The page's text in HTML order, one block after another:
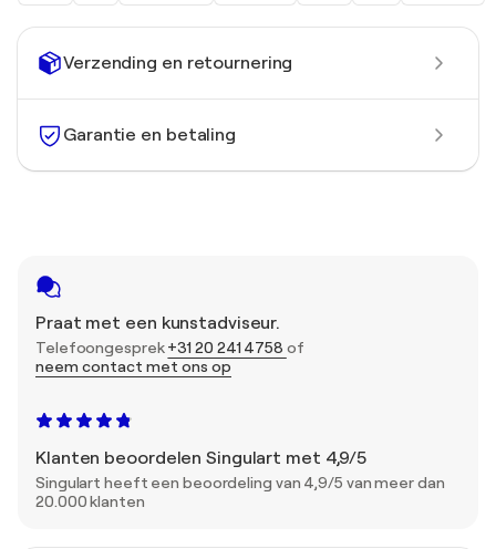
Verzending en retournering
Garantie en betaling
Praat met een kunstadviseur.
Telefoongesprek+31 20 241 4758 of
neem contact met ons op
Klanten beoordelen Singulart met 4,9/5
Singulart heeft een beoordeling van 4,9/5 van meer dan
20.000 klanten